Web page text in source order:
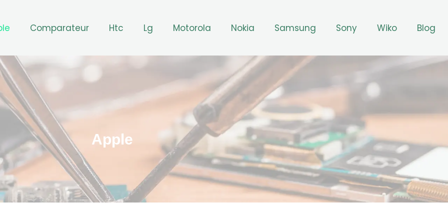
Comparateur Htc Lg Motorola Nokia Samsung Sony Wiko Blog
Apple